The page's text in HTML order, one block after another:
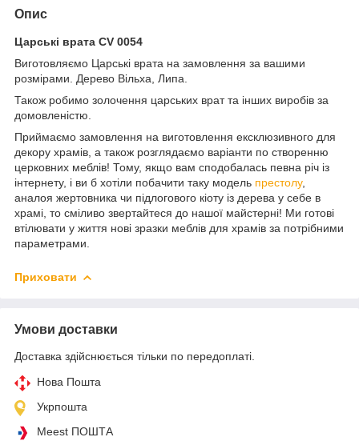
Опис
Царські врата CV 0054
Виготовляємо Царські врата на замовлення за вашими
розмірами. Дерево Вільха, Липа.
Також робимо золочення царських врат та інших виробів за
домовленістю.
Приймаємо замовлення на виготовлення ексклюзивного для
декору храмів, а також розглядаємо варіанти по створенню
церковних меблів! Тому, якщо вам сподобалась певна річ із
інтернету, і ви б хотіли побачити таку модель престолу,
аналоя жертовника чи підлогового кіоту із дерева у себе в
храмі, то сміливо звертайтеся до нашої майстерні! Ми готові
втілювати у життя нові зразки меблів для храмів за потрібними
параметрами.
Приховати
Умови доставки
Доставка здійснюється тільки по передоплаті.
Нова Пошта
Укрпошта
Meest ПОШТА